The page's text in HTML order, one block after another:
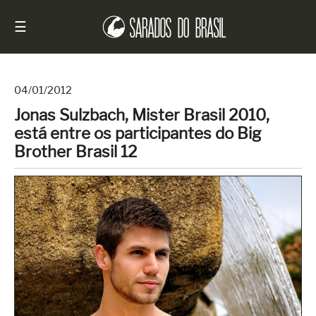
☰
Início
Notícias
Sarados
do
Brasil
Entrevistas
Antes
e
Depois
04/01/2012
Jonas Sulzbach, Mister Brasil 2010,
está entre os participantes do Big
Brother Brasil 12